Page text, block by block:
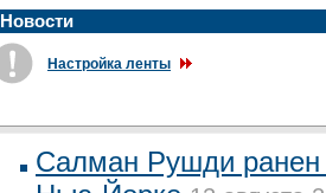
Новости
Настройка ленты
Салман Рушди ранен